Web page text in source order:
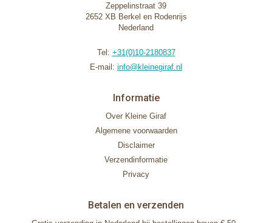
Zeppelinstraat 39
2652 XB Berkel en Rodenrijs
Nederland
Tel: +31(0)10-2180837
E-mail: info@kleinegiraf.nl
Informatie
Over Kleine Giraf
Algemene voorwaarden
Disclaimer
Verzendinformatie
Privacy
Betalen en verzenden